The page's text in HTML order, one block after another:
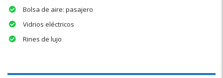
Bolsa de aire: pasajero
Vidrios eléctricos
Rines de lujo